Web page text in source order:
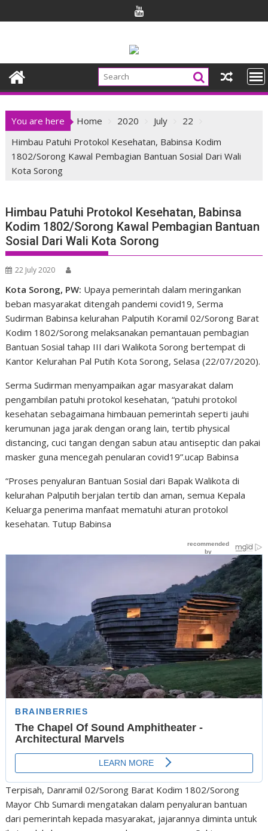
to
You are here Home 2020 July
22
Himbau Patuhi Protokol Kesehatan, Babinsa Kodim
1802/Sorong Kawal Pembagian Bantuan Sosial Dari Wali
Kota Sorong
Himbau Patuhi Protokol Kesehatan, Babinsa
Kodim 1802/Sorong Kawal Pembagian Bantuan
Sosial Dari Wali Kota Sorong
22 July 2020
Kota Sorong, PW: Upaya pemerintah dalam meringankan
beban masyarakat ditengah pandemi covid19, Serma
Sudirman Babinsa kelurahan Palputih Koramil 02/Sorong Barat
Kodim 1802/Sorong melaksanakan pemantauan pembagian
Bantuan Sosial tahap III dari Walikota Sorong bertempat di
Kantor Kelurahan Pal Putih Kota Sorong, Selasa (22/07/2020).
Serma Sudirman menyampaikan agar masyarakat dalam
pengambilan patuhi protokol kesehatan, “patuhi protokol
kesehatan sebagaimana himbauan pemerintah seperti jauhi
kerumunan jaga jarak dengan orang lain, tertib physical
distancing, cuci tangan dengan sabun atau antiseptic dan pakai
masker guna mencegah penularan covid19”.ucap Babinsa
“Proses penyaluran Bantuan Sosial dari Bapak Walikota di
kelurahan Palputih berjalan tertib dan aman, semua Kepala
Keluarga penerima manfaat mematuhi aturan protokol
kesehatan. Tutup Babinsa
Terpisah, Danramil 02/Sorong Barat Kodim 1802/Sorong
Mayor Chb Sumardi mengatakan dalam penyaluran bantuan
dari pemerintah kepada masyarakat, jajarannya diminta untuk